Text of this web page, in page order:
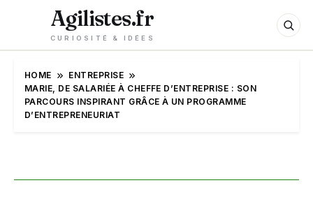
Agilistes.fr
CURIOSITÉ & IDÉES
HOME
ENTREPRISE
MARIE, DE SALARIÉE À CHEFFE D’ENTREPRISE : SON
PARCOURS INSPIRANT GRÂCE À UN PROGRAMME
D’ENTREPRENEURIAT